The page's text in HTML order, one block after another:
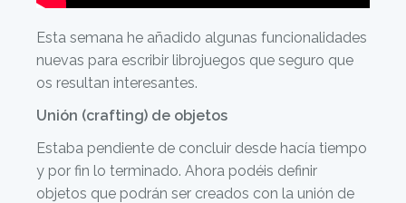
Esta semana he añadido algunas funcionalidades
nuevas para escribir librojuegos que seguro que
os resultan interesantes.
Unión (crafting) de objetos
Estaba pendiente de concluir desde hacía tiempo
y por fin lo terminado. Ahora podéis definir
objetos que podrán ser creados con la unión de